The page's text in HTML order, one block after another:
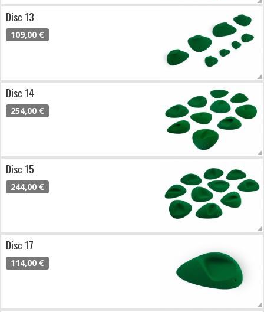
Disc 13
109,00 €
Disc 14
254,00 €
Disc 15
244,00 €
Disc 17
114,00 €